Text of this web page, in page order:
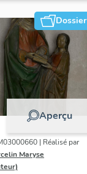
Dossier
Aperçu
| Réalisé par
Maryse